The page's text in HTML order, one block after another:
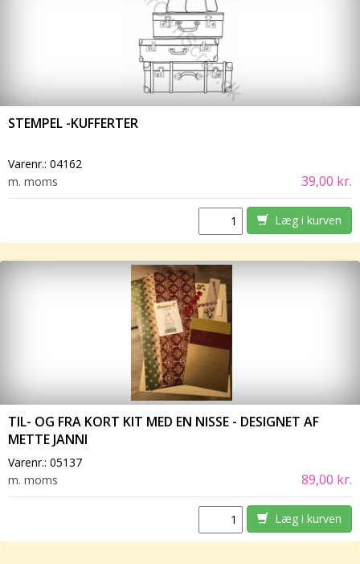
STEMPEL -KUFFERTER
Varenr.: 04162
m. moms
39,00 kr.
Læg i kurven
TIL- OG FRA KORT KIT MED EN NISSE - DESIGNET AF
METTE JANNI
Varenr.: 05137
m. moms
89,00 kr.
Læg i kurven